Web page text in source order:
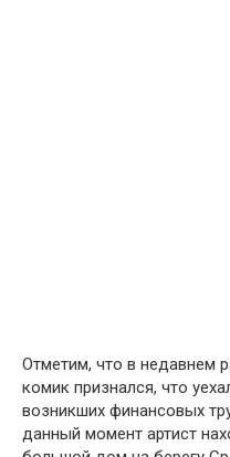
Отметим, что в недавнем
комик признался, что
возникших финансовых
данный момент артист